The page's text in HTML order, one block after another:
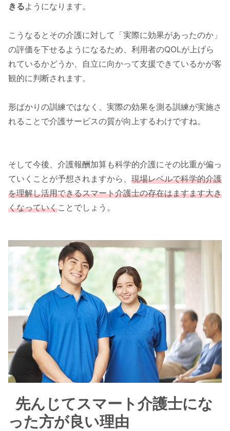
きるようになります。
こうなるとその介護に対して「実際に効果があったのか」
の評価を下せるようになるため、利用者のQOLが上げら
れているかどうか、自立に向かって支援できているかが客
観的に判断されます。
形ばかりの訓練ではなく、実際の効果を測る訓練が実施さ
れることで介護サービスの質が向上するわけですね。
そして今後、介護報酬加算も科学的介護にその比重が偏っ
ていくことが予想されますから、 現場レベルで科学的介護
を理解し活用できるスマート介護士の存在はますます大き
くなっていくことでしょう。
先んじてスマート介護士にな
った方が良い理由